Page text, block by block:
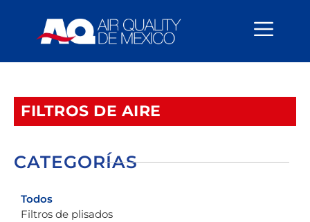
FILTROS DE AIRE
CATEGORÍAS
Todos
Filtros de plisados